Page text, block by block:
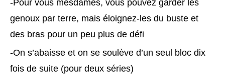
-Pour vous mesdames, vous pouvez garder les
genoux par terre, mais éloignez-les du buste et
des bras pour un peu plus de défi
-On s’abaisse et on se soulève d’un seul bloc dix
fois de suite (pour deux séries)